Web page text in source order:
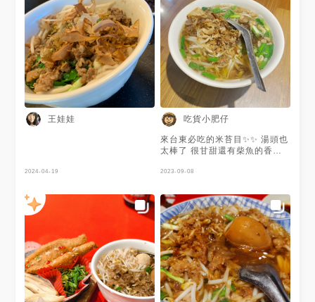
王娃娃
2024-04-19
吃貨小肥仔
來台東必吃的米苔目✨✨ 湯頭也
太棒了 很甘甜還有柴魚的香味
2023-09-08